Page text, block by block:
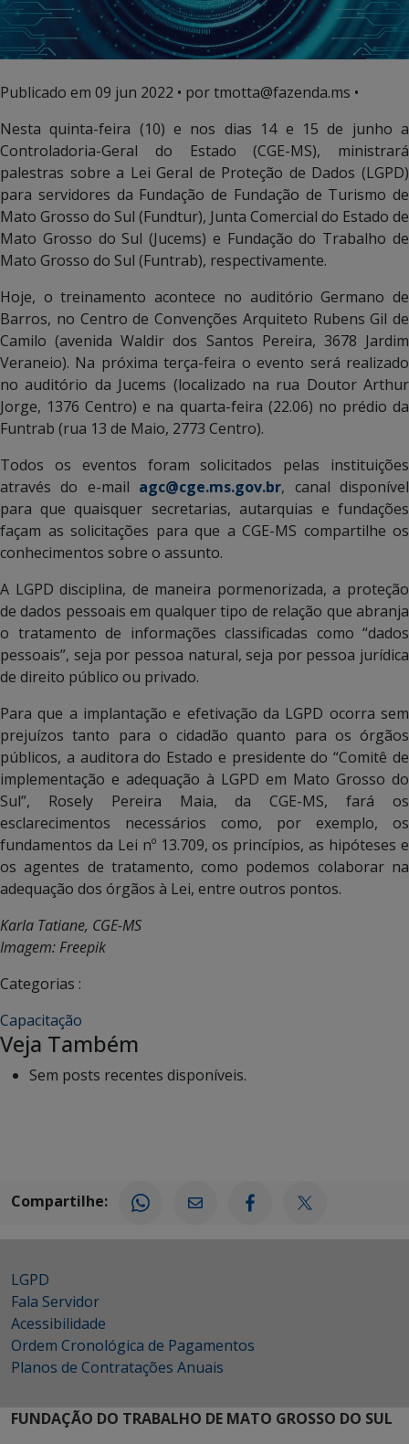
Publicado em 09 jun 2022 • por tmotta@fazenda.ms •
Nesta quinta-feira (10) e nos dias 14 e 15 de junho a
Controladoria-Geral do Estado (CGE-MS), ministrará
palestras sobre a Lei Geral de Proteção de Dados (LGPD)
para servidores da Fundação de Fundação de Turismo de
Mato Grosso do Sul (Fundtur), Junta Comercial do Estado de
Mato Grosso do Sul (Jucems) e Fundação do Trabalho de
Mato Grosso do Sul (Funtrab), respectivamente.
Hoje, o treinamento acontece no auditório Germano de
Barros, no Centro de Convenções Arquiteto Rubens Gil de
Camilo (avenida Waldir dos Santos Pereira, 3678 Jardim
Veraneio). Na próxima terça-feira o evento será realizado
no auditório da Jucems (localizado na rua Doutor Arthur
Jorge, 1376 Centro) e na quarta-feira (22.06) no prédio da
Funtrab (rua 13 de Maio, 2773 Centro).
Todos os eventos foram solicitados pelas instituições
através do e-mail agc@cge.ms.gov.br, canal disponível
para que quaisquer secretarias, autarquias e fundações
façam as solicitações para que a CGE-MS compartilhe os
conhecimentos sobre o assunto.
A LGPD disciplina, de maneira pormenorizada, a proteção
de dados pessoais em qualquer tipo de relação que abranja
o tratamento de informações classificadas como “dados
pessoais”, seja por pessoa natural, seja por pessoa jurídica
de direito público ou privado.
Para que a implantação e efetivação da LGPD ocorra sem
prejuízos tanto para o cidadão quanto para os órgãos
públicos, a auditora do Estado e presidente do “Comitê de
implementação e adequação à LGPD em Mato Grosso do
Sul”, Rosely Pereira Maia, da CGE-MS, fará os
esclarecimentos necessários como, por exemplo, os
fundamentos da Lei nº 13.709, os princípios, as hipóteses e
os agentes de tratamento, como podemos colaborar na
adequação dos órgãos à Lei, entre outros pontos.
Karla Tatiane, CGE-MS
Imagem: Freepik
Categorias :
Capacitação
Veja Também
Sem posts recentes disponíveis.
Compartilhe:
LGPD
Fala Servidor
Acessibilidade
Ordem Cronológica de Pagamentos
Planos de Contratações Anuais
FUNDAÇÃO DO TRABALHO DE MATO GROSSO DO SUL